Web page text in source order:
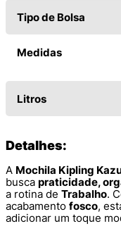
Tipo de Bolsa
Medidas
Litros
Detalhes:
A Mochila Kipling
busca praticidade,
a rotina de Trabalho.
acabamento fosco,
adicionar um toque